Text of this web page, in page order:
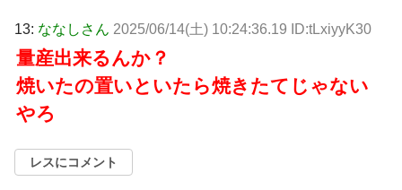
13: ななしさん 2025/06/14(土) 10:24:36.19 ID:tLxiyyK30
量産出来るんか？
焼いたの置いといたら焼きたてじゃない
やろ
レスにコメント